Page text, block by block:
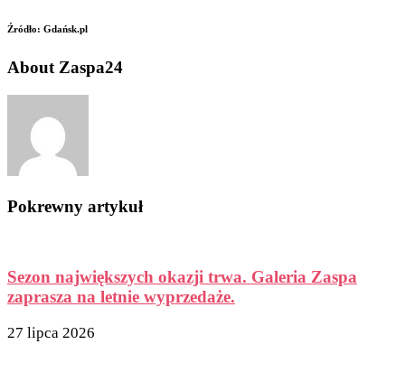
Źródło: Gdańsk.pl
About Zaspa24
Pokrewny artykuł
Sezon największych okazji trwa. Galeria Zaspa
zaprasza na letnie wyprzedaże.
27 lipca 2026